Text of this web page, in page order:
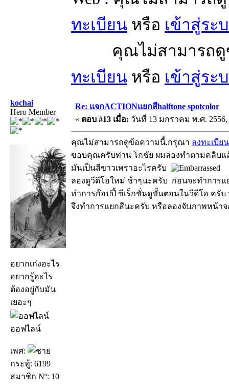
ทะเบียน หรือ เข้าสู่ระ
คุณไม่สามารถดู
ทะเบียน หรือ เข้าสู่ระ
kochai
Hero Member
อยากเก่งอะไร
อยากรู้อะไร
ต้องอยู่กับมัน
เยอะๆ
ออฟไลน์
เพศ:
กระทู้: 6199
สมาชิก Nº: 10
Re: แจกACTIONแยกสีhalftone spotcolor
« ตอบ #13 เมื่อ: วันที่ 13 มกราคม พ.ศ. 2556,
คุณไม่สามารถดูข้อความนี้.กรุณา ลงทะเบียน
ขอบคุณครับท่าน โกชัย ผมลองทำตามคลิบแ
มันเป็นสีขาวเพราอะไรครับ
ลองดูวีดีโอใหม่ ช้าๆนะครับ ก่อนจะทำการแ
ทำการก๊อปปี้ ซีเร็กชั่นดูขั้นตอนในวีดีโอ ครับ
จึงทำการแยกสีนะครับ หรือลองจับภาพหน้า